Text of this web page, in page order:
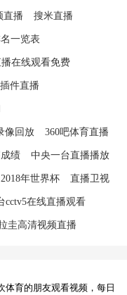
直播 搜米直播
一览表
在线观看免费
件直播
像回放 360吧体育直播
绩 中央一台直播播放
2018年世界杯 直播卫视
cctv5在线直播观看
圭高清视频直播
体育的朋友观看视频，每日